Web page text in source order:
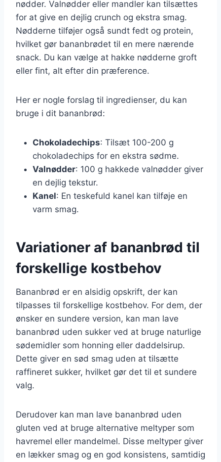
nødder. Valnødder eller mandler kan tilsættes
for at give en dejlig crunch og ekstra smag.
Nødderne tilføjer også sundt fedt og protein,
hvilket gør bananbrødet til en mere nærende
snack. Du kan vælge at hakke nødderne groft
eller fint, alt efter din præference.
Her er nogle forslag til ingredienser, du kan
bruge i dit bananbrød:
Chokoladechips: Tilsæt 100-200 g
chokoladechips for en ekstra sødme.
Valnødder: 100 g hakkede valnødder giver
en dejlig tekstur.
Kanel: En teskefuld kanel kan tilføje en
varm smag.
Variationer af bananbrød til
forskellige kostbehov
Bananbrød er en alsidig opskrift, der kan
tilpasses til forskellige kostbehov. For dem, der
ønsker en sundere version, kan man lave
bananbrød uden sukker ved at bruge naturlige
sødemidler som honning eller daddelsirup.
Dette giver en sød smag uden at tilsætte
raffineret sukker, hvilket gør det til et sundere
valg.
Derudover kan man lave bananbrød uden
gluten ved at bruge alternative meltyper som
havremel eller mandelmel. Disse meltyper giver
en lækker smag og en god konsistens, samtidig